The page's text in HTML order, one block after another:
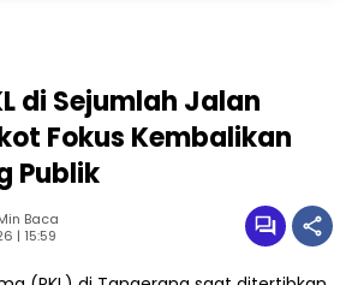
di Sejumlah Jalan
Fokus Kembalikan
Publik
Baca
| 15:59